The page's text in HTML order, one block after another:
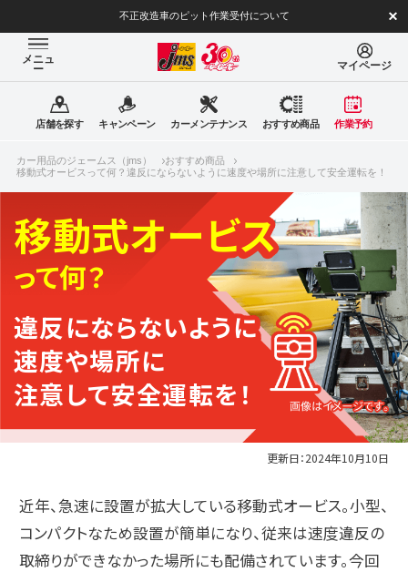
不正改造車のピット作業受付について
メニュ
ー マイページ
店舗を探す キャンペーン カーメンテナンス おすすめ商品 作業予約
カー用品のジェームス（jms）
おすすめ商品
移動式オービスって何？違反にならないように速度や場所に注意して安全運転を！
移動式オービス
って何？
違反にならないように
速度や場所に
注意して安全運転を！
更新日：2024年10月10日
近年、急速に設置が拡大している移動式オービス。小型、
コンパクトなため設置が簡単になり、従来は速度違反の
取締りができなかった場所にも配備されています。今回